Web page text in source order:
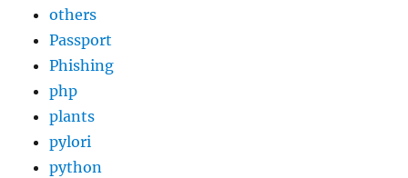
others
Passport
Phishing
php
plants
pylori
python